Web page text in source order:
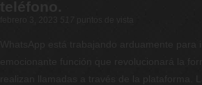
febrero 3, 2023
WhatsApp está trabajando arduamente para
emocionante función que revolucionará la
realizan llamadas a través de la plataforma.